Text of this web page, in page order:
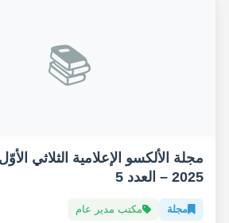
📚
مجلة الألكسو الإعلامية الثلاثي
2025 – العدد 5
مجلة مكتب مدير عام